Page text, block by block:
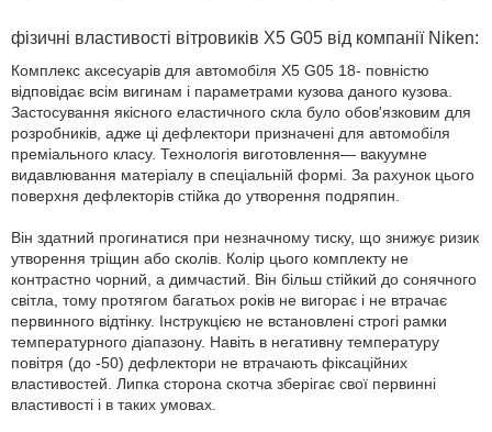
фізичні властивості вітровиків Х5 G05 від компанії Niken:
Комплекс аксесуарів для автомобіля X5 G05 18- повністю
відповідає всім вигинам і параметрами кузова даного кузова.
Застосування якісного еластичного скла було обов'язковим для
розробників, адже ці дефлектори призначені для автомобіля
преміального класу. Технологія виготовлення— вакуумне
видавлювання матеріалу в спеціальній формі. За рахунок цього
поверхня дефлекторів стійка до утворення подряпин.
Він здатний прогинатися при незначному тиску, що знижує ризик
утворення тріщин або сколів. Колір цього комплекту не
контрастно чорний, а димчастий. Він більш стійкий до сонячного
світла, тому протягом багатьох років не вигорає і не втрачає
первинного відтінку. Інструкцією не встановлені строгі рамки
температурного діапазону. Навіть в негативну температуру
повітря (до -50) дефлектори не втрачають фіксаційних
властивостей. Липка сторона скотча зберігає свої первинні
властивості і в таких умовах.